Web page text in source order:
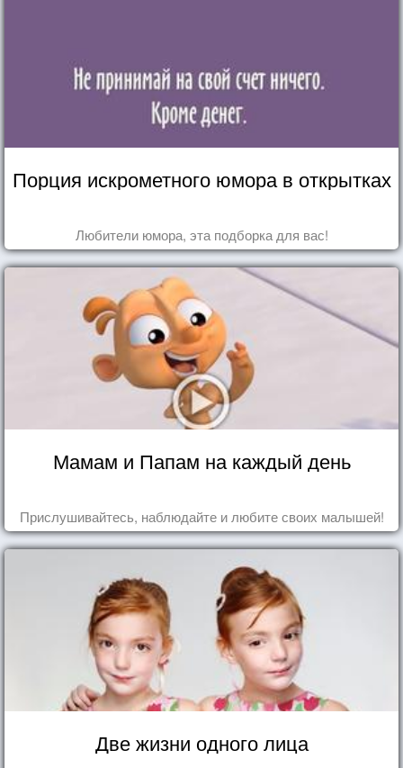
Порция искрометного юмора в открытках
Любители юмора, эта подборка для вас!
Мамам и Папам на каждый день
Прислушивайтесь, наблюдайте и любите своих малышей!
Две жизни одного лица